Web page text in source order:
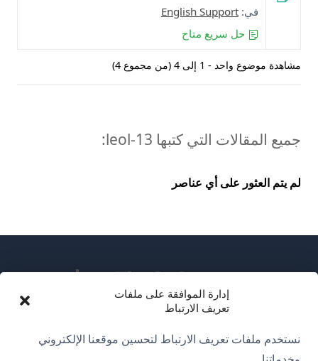
إدارة الموافقة على ملفات
تعريف الارتباط
نستخدم ملفات تعريف الارتباط لتحسين موقعنا الإلكتروني
في: English Support
حل سريع متاح
مشاهدة موضوع واحد - 1 إلى 4 (من مجموع 4)
جميع المقالات التي كتبها leol-13:
لم يتم العثور على أي عناصر